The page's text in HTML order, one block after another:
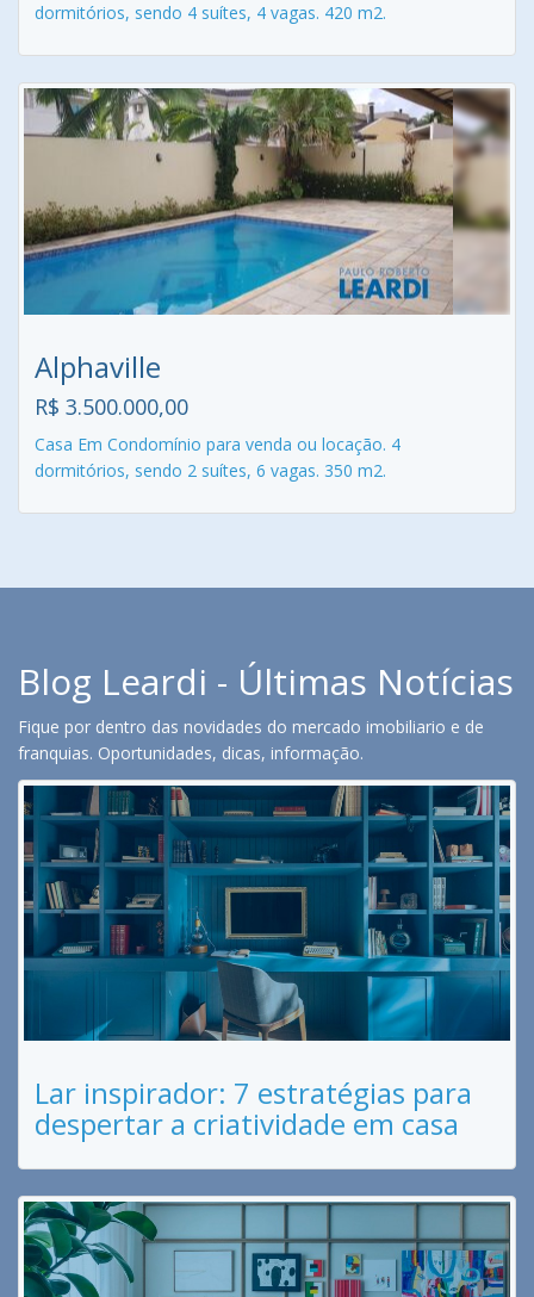
dormitórios, sendo 4 suítes, 4 vagas. 420 m2.
Alphaville
R$ 3.500.000,00
Casa Em Condomínio para venda ou locação. 4
dormitórios, sendo 2 suítes, 6 vagas. 350 m2.
Blog Leardi - Últimas Notícias
Fique por dentro das novidades do mercado imobiliario e de
franquias. Oportunidades, dicas, informação.
Lar inspirador: 7 estratégias para
despertar a criatividade em casa